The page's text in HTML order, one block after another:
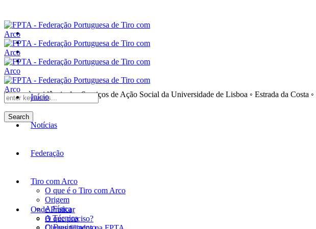
Anexo à residência dos Serviços de Ação Social da Universidade de Lisboa ◦ Estrada da Costa
Search
Início
Notícias
Federação
Tiro com Arco
O que é o Tiro com Arco
Origem
A Física
A Técnica
O Equipamento
Onde Praticar
O que preciso?